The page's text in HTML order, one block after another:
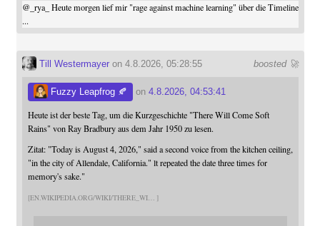
@ _rya_ Heute morgen lief mir "rage against machine learning" über die Timeline
...
boosted 🚀
Till Westermayeron 4.8.2026, 05:28:55
Fuzzy Leapfrog 🍂 on 4.8.2026, 04:53:41
Heute ist der beste Tag, um die Kurzgeschichte "There Will Come Soft
Rains" von Ray Bradbury aus dem Jahr 1950 zu lesen.
Zitat: "Today is August 4, 2026," said a second voice from the kitchen ceiling,
"in the city of Allendale, California." lt repeated the date three times for
memory's sake."
EN.WIKIPEDIA.ORG/WIKI/THERE_WI